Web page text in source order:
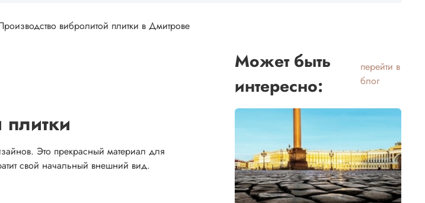
вибролитой плитки в Дмитрове
Это прекрасный материал для
свой начальный внешний вид.
Может быть
интересно:
перейти в
блог